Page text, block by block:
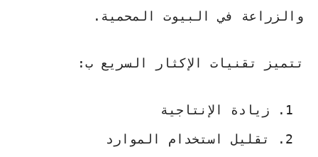
والزراعة في البيوت المحمية.
تتميز تقنيات الإكثار السريع ب:
زيادة الإنتاجية
تقليل استخدام الموارد